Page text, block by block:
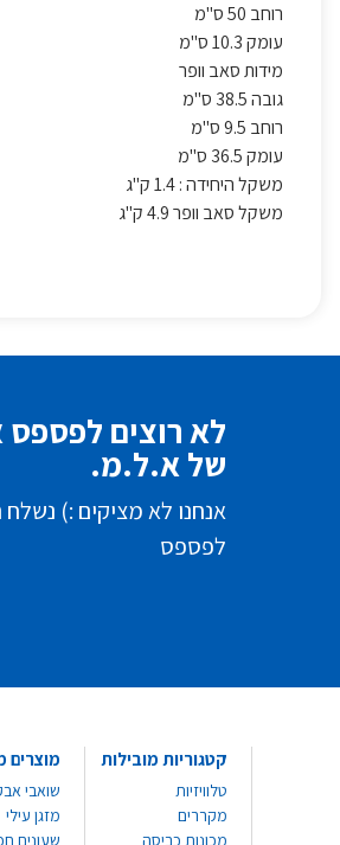
רוחב 50 ס"מ
עומק 10.3 ס"מ
מידות סאב וופר
גובה 38.5 ס"מ
רוחב 9.5 ס"מ
עומק 36.5 ס"מ
משקל היחידה : 1.4 ק"ג
משקל סאב וופר 4.9 ק"ג
לא רוצים לפספס
של א.ל.מ.
אנחנו לא מציקים :)
לפספס
קטגוריות מובילות
טלוויזיות
מקררים
מכונות כביסה
מוצרים
שואבי
מזגן עילי
שעונים